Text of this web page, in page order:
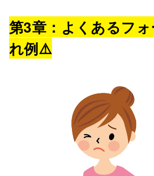
第3章：よくあるフ
れ例⚠️